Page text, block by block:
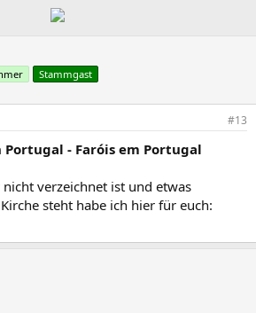
Stammgast
#13
- Faróis em Portugal
verzeichnet ist und etwas
steht habe ich hier für euch: